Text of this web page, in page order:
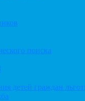
поиска
детей граждан